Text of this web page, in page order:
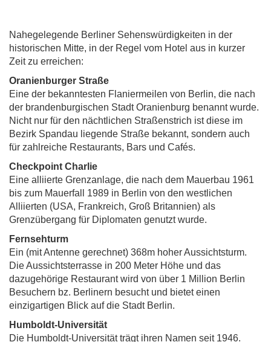
Nahegelegende Berliner Sehenswürdigkeiten in der
historischen Mitte, in der Regel vom Hotel aus in kurzer
Zeit zu erreichen:
Oranienburger Straße
Eine der bekanntesten Flaniermeilen von Berlin, die nach
der brandenburgischen Stadt Oranienburg benannt wurde.
Nicht nur für den nächtlichen Straßenstrich ist diese im
Bezirk Spandau liegende Straße bekannt, sondern auch
für zahlreiche Restaurants, Bars und Cafés.
Checkpoint Charlie
Eine alliierte Grenzanlage, die nach dem Mauerbau 1961
bis zum Mauerfall 1989 in Berlin von den westlichen
Alliierten (USA, Frankreich, Groß Britannien) als
Grenzübergang für Diplomaten genutzt wurde.
Fernsehturm
Ein (mit Antenne gerechnet) 368m hoher Aussichtsturm.
Die Aussichtsterrasse in 200 Meter Höhe und das
dazugehörige Restaurant wird von über 1 Million Berlin
Besuchern bz. Berlinern besucht und bietet einen
einzigartigen Blick auf die Stadt Berlin.
Humboldt-Universität
Die Humboldt-Universität trägt ihren Namen seit 1946.